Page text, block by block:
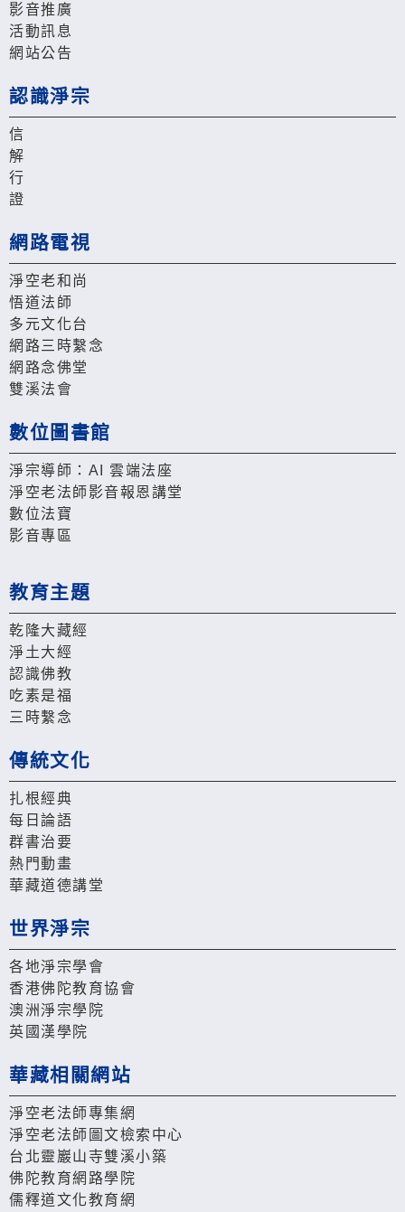
影音推廣
活動訊息
網站公告
認識淨宗
信
解
行
證
網路電視
淨空老和尚
悟道法師
多元文化台
網路三時繫念
網路念佛堂
雙溪法會
數位圖書館
淨宗導師：AI 雲端法座
淨空老法師影音報恩講堂
數位法寶
影音專區
教育主題
乾隆大藏經
淨土大經
認識佛教
吃素是福
三時繫念
傳統文化
扎根經典
每日論語
群書治要
熱門動畫
華藏道德講堂
世界淨宗
各地淨宗學會
香港佛陀教育協會
澳洲淨宗學院
英國漢學院
華藏相關網站
淨空老法師專集網
淨空老法師圖文檢索中心
台北靈巖山寺雙溪小築
佛陀教育網路學院
儒釋道文化教育網